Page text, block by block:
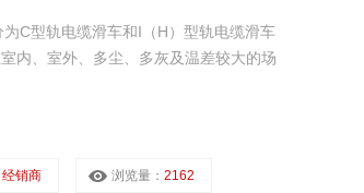
C型轨电缆滑车和I（H）型轨电缆滑车
内、室外、多尘、多灰及温差较大的场
经销商 浏览量： 2162